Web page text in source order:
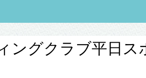
グクラブ平日ス